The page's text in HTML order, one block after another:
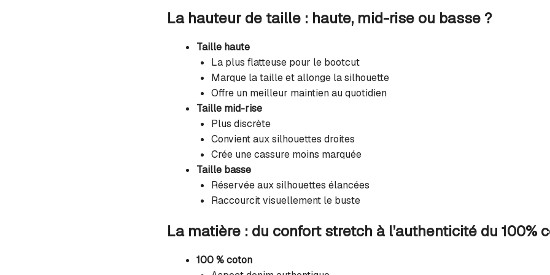
La hauteur de taille : haute, mid-rise ou basse ?
Taille haute
La plus flatteuse pour le bootcut
Marque la taille et allonge la silhouette
Offre un meilleur maintien au quotidien
Taille mid-rise
Plus discrète
Convient aux silhouettes droites
Crée une cassure moins marquée
Taille basse
Réservée aux silhouettes élancées
Raccourcit visuellement le buste
La matière : du confort stretch à l’authenticité du 100%
100 % coton